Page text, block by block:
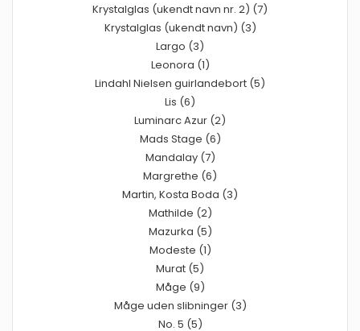
Krystalglas (ukendt navn nr. 2) (7)
Krystalglas (ukendt navn) (3)
Largo (3)
Leonora (1)
Lindahl Nielsen guirlandebort (5)
Lis (6)
Luminarc Azur (2)
Mads Stage (6)
Mandalay (7)
Margrethe (6)
Martin, Kosta Boda (3)
Mathilde (2)
Mazurka (5)
Modeste (1)
Murat (5)
Måge (9)
Måge uden slibninger (3)
No. 5 (5)